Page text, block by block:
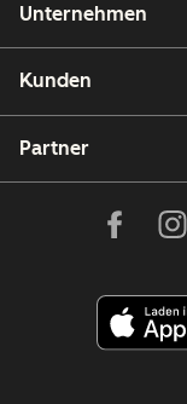
Unternehmen
Kunden
Partner